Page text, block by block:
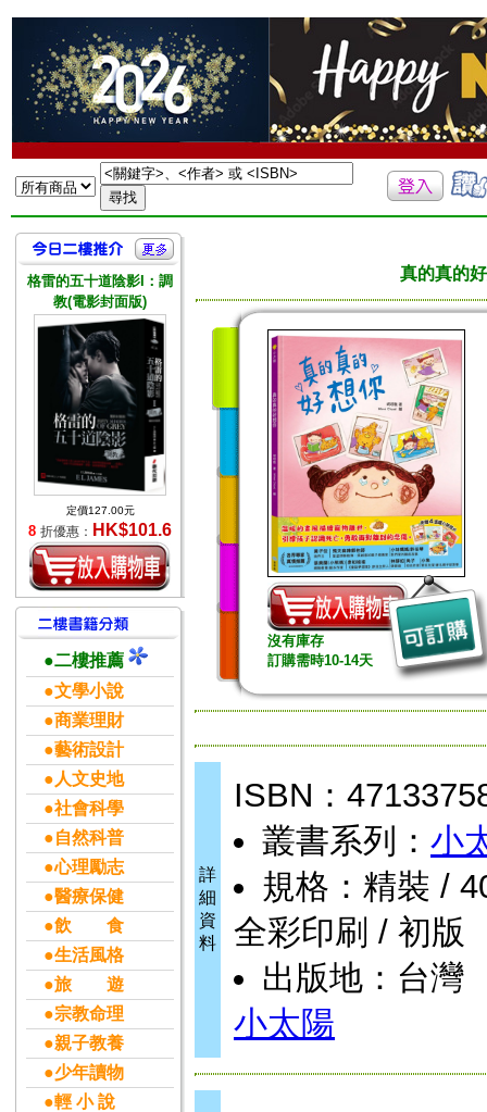
格雷的五十道陰影I：調
教(電影封面版)
定價127.00元
8 折優惠： HK$101.6
●二樓推薦
●文學小說
●商業理財
●藝術設計
●人文史地
●社會科學
●自然科普
●心理勵志
●醫療保健
●飲 食
●生活風格
●旅 遊
●宗教命理
●親子教養
●少年讀物
●輕 小 說
真的真的
沒有庫存
訂購需時10-14天
詳
細
資
料
ISBN：
叢書系列： 小
規格：精裝 /
全彩印刷 / 初版
出版地：台灣
小太陽